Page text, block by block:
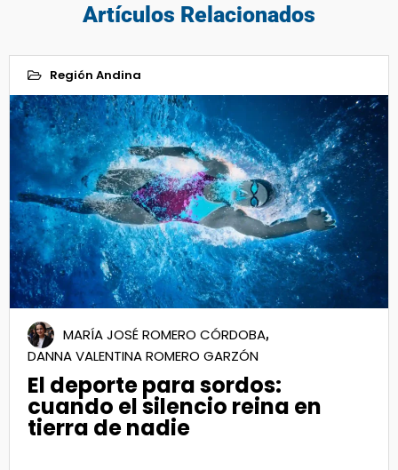
Artículos Relacionados
Región Andina
03
Dic 2025
MARÍA JOSÉ ROMERO CÓRDOBA,
DANNA VALENTINA ROMERO GARZÓN
El deporte para sordos:
cuando el silencio reina en
tierra de nadie